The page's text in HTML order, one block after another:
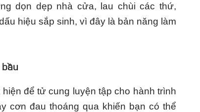
dọn dẹp nhà cửa, lau chùi các thứ,
hiệu sắp sinh, vì đây là bản năng làm
hiện để tử cung luyện tập cho hành trình
cơn đau thoáng qua khiến bạn có thể